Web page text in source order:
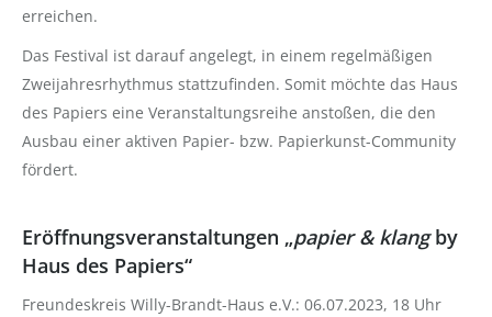
erreichen.
Das Festival ist darauf angelegt, in einem regelmäßigen
Zweijahresrhythmus stattzufinden. Somit möchte das Haus
des Papiers eine Veranstaltungsreihe anstoßen, die den
Ausbau einer aktiven Papier- bzw. Papierkunst-Community
fördert.
Eröffnungsveranstaltungen „papier & klangby
Haus des Papiers“
Freundeskreis Willy-Brandt-Haus e.V.: 06.07.2023, 18 Uhr